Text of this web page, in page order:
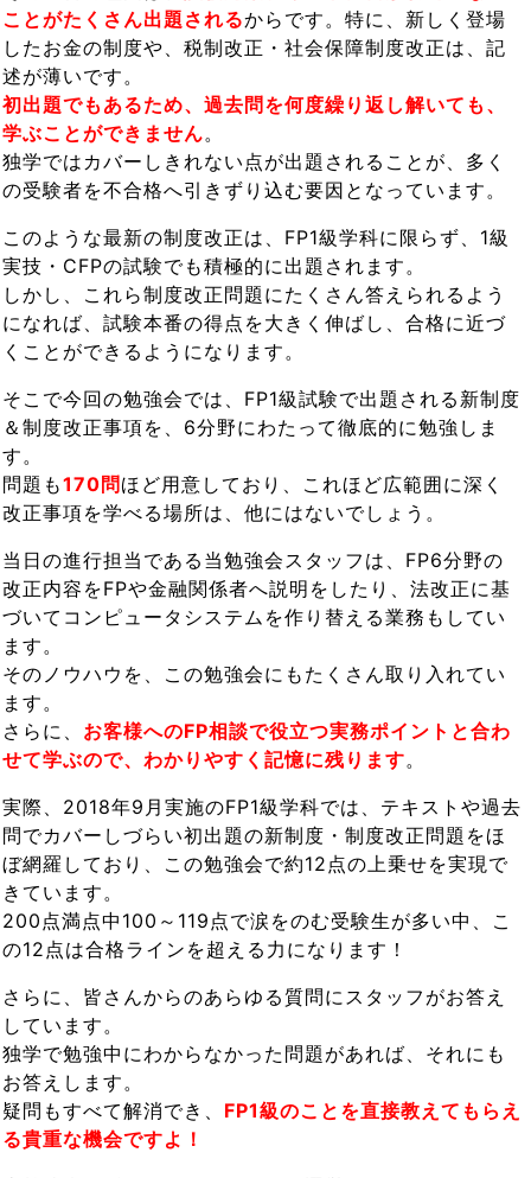
ことがたくさん出題されるからです。特に、新しく登場
したお金の制度や、税制改正・社会保障制度改正は、記
述が薄いです。
初出題でもあるため、過去問を何度繰り返し解いても、
学ぶことができません。
独学ではカバーしきれない点が出題されることが、多く
の受験者を不合格へ引きずり込む要因となっています。
このような最新の制度改正は、FP1級学科に限らず、1級
実技・CFPの試験でも積極的に出題されます。
しかし、これら制度改正問題にたくさん答えられるよう
になれば、試験本番の得点を大きく伸ばし、合格に近づ
くことができるようになります。
そこで今回の勉強会では、FP1級試験で出題される新制度
＆制度改正事項を、6分野にわたって徹底的に勉強しま
す。
問題も170問ほど用意しており、これほど広範囲に深く
改正事項を学べる場所は、他にはないでしょう。
当日の進行担当である当勉強会スタッフは、FP6分野の
改正内容をFPや金融関係者へ説明をしたり、法改正に基
づいてコンピュータシステムを作り替える業務もしてい
ます。
そのノウハウを、この勉強会にもたくさん取り入れてい
ます。
さらに、 お客様へのFP相談で役立つ実務ポイントと合わ
せて学ぶので、わかりやすく記憶に残ります。
実際、2018年9月実施のFP1級学科では、テキストや過去
問でカバーしづらい初出題の新制度・制度改正問題をほ
ぼ網羅しており、この勉強会で約12点の上乗せを実現で
きています。
200点満点中100～119点で涙をのむ受験生が多い中、こ
の12点は合格ラインを超える力になります！
さらに、皆さんからのあらゆる質問にスタッフがお答え
しています。
独学で勉強中にわからなかった問題があれば、それにも
お答えします。
疑問もすべて解消でき、 FP1級のことを直接教えてもらえ
る貴重な機会ですよ！